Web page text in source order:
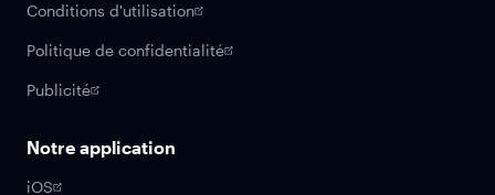
Conditions d'utilisation
Politique de confidentialité
Publicité
Notre application
iOS